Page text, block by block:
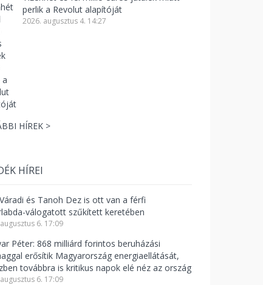
perlik a Revolut alapítóját
2026. augusztus 4. 14:27
HÍREK >
HÍREI
és Tanoh Dez is ott van a férfi
válogatott szűkített keretében
6. 17:09
Péter: 868 milliárd forintos beruházási
erősítik Magyarország energiaellátását,
továbbra is kritikus napok elé néz az ország
6. 17:09